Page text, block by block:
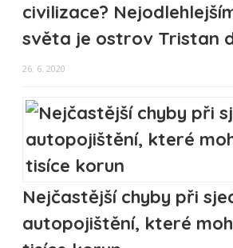
civilizace?
světa je ostrov Tristan
26. 6. 2020
Nejčastější chyby při
autopojištění, které